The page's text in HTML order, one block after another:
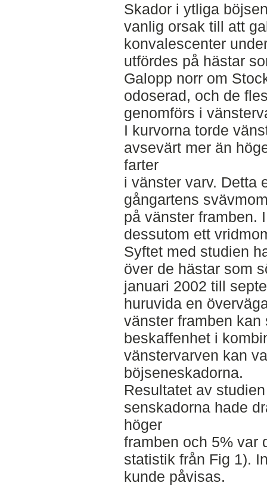
Skador i ytliga
vanlig orsak till att
konvalescenter
utfördes på hästar
Galopp norr om
odoserad, och de
genomförs i
I kurvorna torde
avsevärt mer än
farter
i vänster varv. Detta
gångartens
på vänster framben.
dessutom ett
Syftet med studien
över de hästar som
januari 2002 till
huruvida en
vänster framben
beskaffenhet i
vänstervarven kan
böjseneskadorna.
Resultatet av
senskadorna hade
höger
framben och 5% var
statistik från Fig 1).
kunde påvisas.